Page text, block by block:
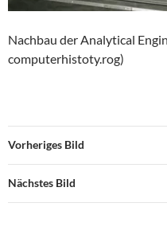
Nachbau der Analytical
computerhistoty.rog)
Vorheriges Bild
Nächstes Bild